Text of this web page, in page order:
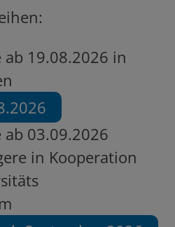
19.08.2026 in
03.09.2026
in Kooperation